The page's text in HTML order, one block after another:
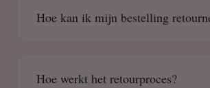
Hoe kan ik mijn bestelling
Hoe werkt het retourproces?